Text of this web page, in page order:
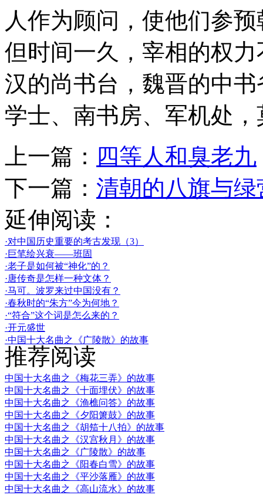
人作为顾问，使他们参
但时间一久，宰相的权
汉的尚书台，魏晋的中
学士、南书房、军机处
上一篇： 四等人和臭老九
下一篇： 清朝的八旗与绿
延伸阅读：
·对中国历史重要的考古发现（3）
·巨笔绘兴衰——班固
·老子是如何被“神化”的？
·唐传奇是怎样一种文体？
·马可。波罗来过中国没有？
·春秋时的“朱方”今为何地？
·“符合”这个词是怎么来的？
·开元盛世
·中国十大名曲之《广陵散》的故事
推荐阅读
中国十大名曲之《梅花三弄》的故事
中国十大名曲之《十面埋伏》的故事
中国十大名曲之《渔樵问答》的故事
中国十大名曲之《夕阳箫鼓》的故事
中国十大名曲之《胡笳十八拍》的故事
中国十大名曲之《汉宫秋月》的故事
中国十大名曲之《广陵散》的故事
中国十大名曲之《阳春白雪》的故事
中国十大名曲之《平沙落雁》的故事
中国十大名曲之《高山流水》的故事